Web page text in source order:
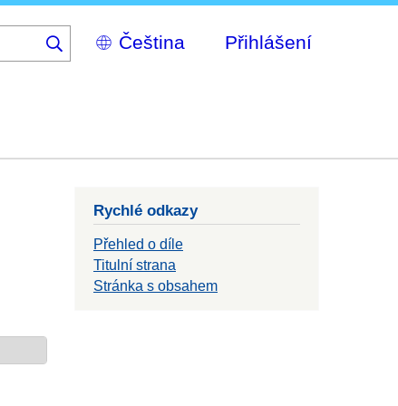
Select
your
Přihlášení
Rychlé odkazy
Přehled o díle
Titulní strana
Stránka s obsahem